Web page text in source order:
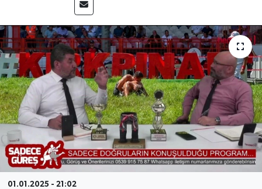
01.01.2025 - 21:02